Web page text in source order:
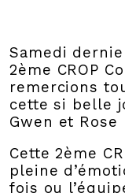
Samedi
2ème CROP
remercions
cette si belle
Gwen et
Cette 2ème
pleine
fois ou